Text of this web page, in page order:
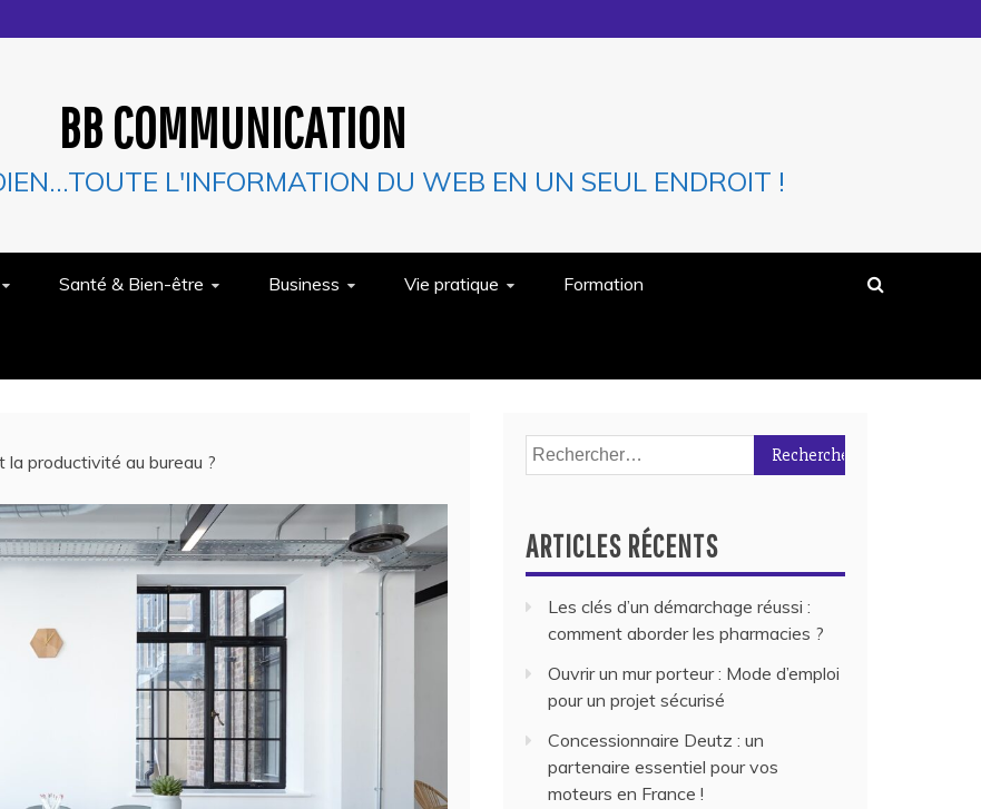
BB COMMUNICATION
L'INFORMATION DU WEB EN UN SEUL ENDROIT !
Santé & Bien-être Business Vie pratique Formation
productivité au bureau ?
Rechercher :
ARTICLES RÉCENTS
Les clés d’un démarchage réussi :
comment aborder les pharmacies ?
Ouvrir un mur porteur : Mode d’emploi
pour un projet sécurisé
Concessionnaire Deutz : un
partenaire essentiel pour vos
moteurs en France !